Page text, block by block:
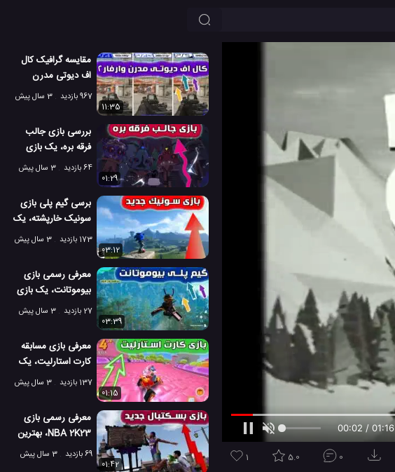
00:02 / 01:16
1 5.0 0
مقایسه گرافیک کال
اف دیوتی مدرن
وارفار2، در PS4 و
967 بازدید
3 سال پیش
11:35
بررسی بازی جالب
فرقه بره، یک بازی
بسیار سرگرم کننده
64 بازدید
3 سال پیش
01:29
برسی گیم پلی بازی
سونیک خارپشته، یک
بازی ماجراجویانه
173 بازدید
3 سال پیش
03:12
معرفی رسمی بازی
بیوموتانت، یک بازی
عالی و هیجانی
27 بازدید
3 سال پیش
03:39
معرفی بازی مسابقه
کارت استارلیت، یک
بازی عالی و رقابت
137 بازدید
3 سال پیش
01:15
معرفی رسمی بازی
NBA 2K23، بهترین
بازی رقابتی 2023
69 بازدید
3 سال پیش
01:42